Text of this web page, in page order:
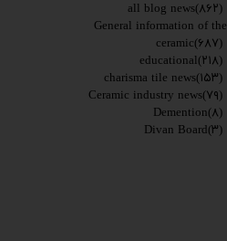
all blog news(۸۶۲)
General information of the
ceramic(۶۸۷)
educational(۲۱۸)
charisma tile news(۱۵۳)
Ceramic industry news(۷۹)
Demention(۸)
Divan Board(۳)